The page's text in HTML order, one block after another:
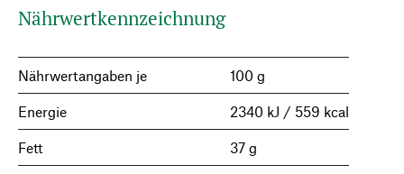
Nährwertkennzeichnung
Nährwertangaben je 100 g
Energie 2340 kJ / 559 kcal
Fett 37 g